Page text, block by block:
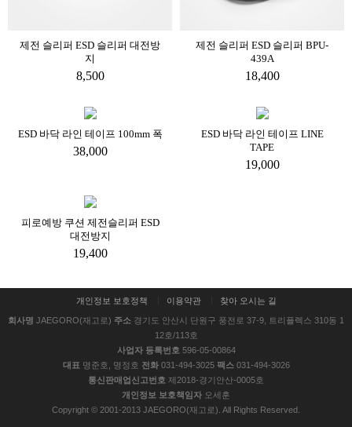
제전 슬리퍼 ESD 슬리퍼 대전방
지
8,500
제전 슬리퍼 ESD 슬리퍼 BPU-
439A
18,400
ESD 바닥 라인 테이프 100mm 폭
38,000
ESD 바닥 라인 테이프 LINE
TAPE
19,000
피로예방 쿠션 제전슬리퍼 ESD
대전방지
19,400
개인정보 보호정책 이용약관 찾아 오시는 길
회사명 JAEGORO(재고로) 주소 경기도 안산시 단원구 풍전로 37-9, 트리플렉스 310동 1
12호/113호
사업자 등록번호596-05-00864
대표명준호, 명정호 전화031-494-3025 팩스031-494-3026
통신판매업신고번호 제2018-경기안산-0005호
개인정보 보호책임자 오세훈
Copyright © 2001-2013 JAEGORO(재고로). All Rights Reserved.